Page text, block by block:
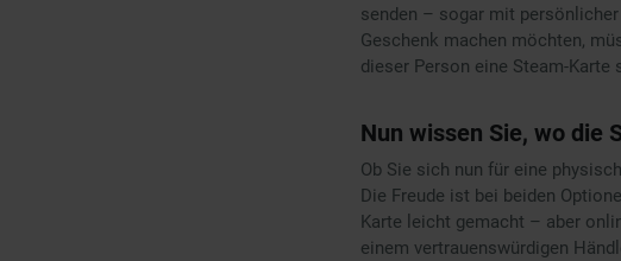
senden – sogar mit
Geschenk machen möchten,
dieser Person eine Steam-Karte
Nun wissen Sie, wo die
Ob Sie sich nun für eine
Die Freude ist bei beiden
Karte leicht gemacht – aber
einem vertrauenswürdigen